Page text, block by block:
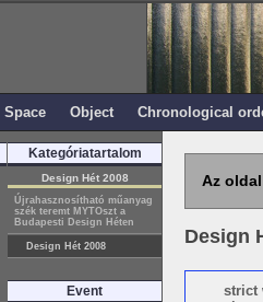
Space Object Chronological
Kategóriatartalom
Design Hét 2008
Újrahasznosítható műanyag
szék teremt MYTOszt a
Budapesti Design Héten
Design Hét 2008
Event
Az
Design
strict